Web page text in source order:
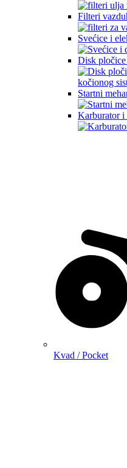
Filteri
Svećice i
Disk pločice
Startni
Karburator i
Kvad / Pocket